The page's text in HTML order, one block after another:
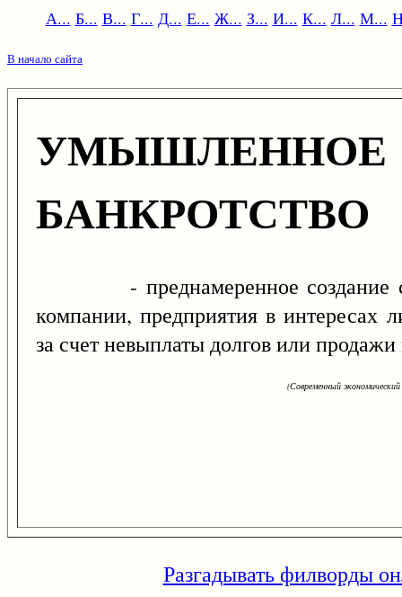
А... Б... В... Г... Д... Е... Ж... З... И... К... Л... М...
В начало сайта
УМЫШЛЕННОЕ
БАНКРОТСТВО
- преднамеренное создание
компании, предприятия в интересах
за счет невыплаты долгов или
(Современный
Разгадывать филворды